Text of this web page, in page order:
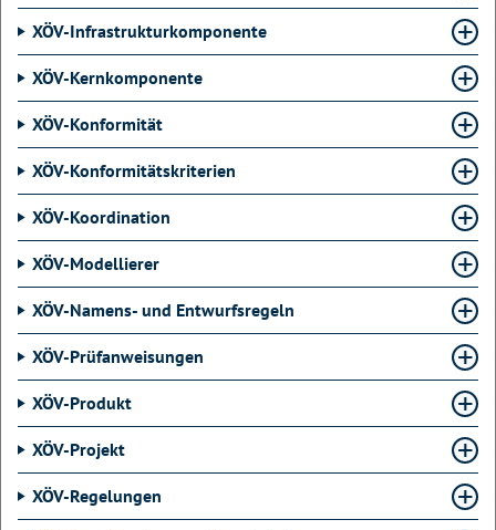
XÖV-Infrastrukturkomponente
XÖV-Kernkomponente
XÖV-Konformität
XÖV-Konformitätskriterien
XÖV-Koordination
XÖV-Modellierer
XÖV-Namens- und Entwurfsregeln
XÖV-Prüfanweisungen
XÖV-Produkt
XÖV-Projekt
XÖV-Regelungen